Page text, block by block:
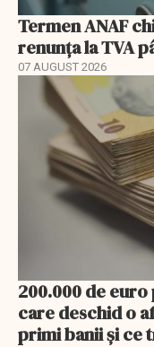
Termen ANAF
renunța la TVA
07 AUGUST 2026
200.000 de
care deschid o
primi banii și ce